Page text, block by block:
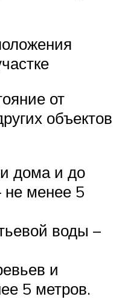
от
объектов
дома и до
не менее 5
воды –
и
5 метров.